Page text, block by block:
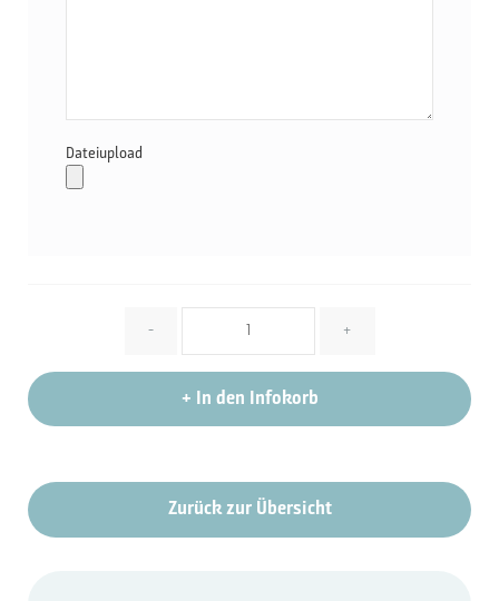
Dateiupload
- +
+ In den Infokorb
Zurück zur Übersicht